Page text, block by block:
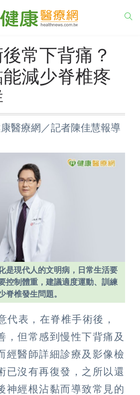
常下背痛？
減少脊椎疼
醫療網／記者陳佳慧報導
是現代人的文明病，日常生活要
控制體重，建議適度運動、訓練
脊椎發生問題。
代表，在脊椎手術後，
，但常感到慢性下背痛及
經醫師詳細診療及影像檢
已沒有再復發，之所以還
神經根沾黏而導致常見的